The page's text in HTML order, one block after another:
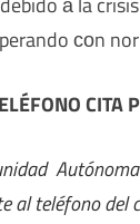
сοn
CITA
al teléfono del